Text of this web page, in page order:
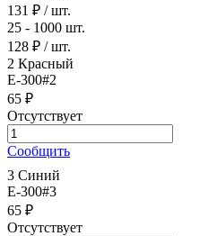
131 ₽ / шт.
25 - 1000 шт.
128 ₽ / шт.
2 Красный
E-300#2
65 ₽
Отсутствует
Сообщить
3 Синий
E-300#3
65 ₽
Отсутствует